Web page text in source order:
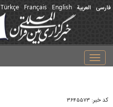
فارسی العربیة English
Français
Türkçe
Toggle
navigation
کد خبر: ۳۶۴۵۵۷۳